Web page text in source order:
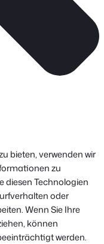
bieten, verwenden wir
zu
diesen Technologien
oder
Wenn Sie Ihre
können
werden.